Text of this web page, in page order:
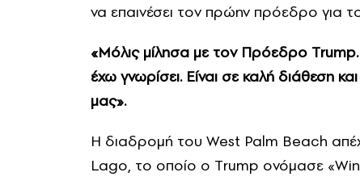
να επαινέσει τον πρώην πρόεδρο για
«Μόλις μίλησα με τον Πρόεδρο
έχω γνωρίσει. Είναι σε καλή διάθεση
μας».
Η διαδρομή του West Palm Beach
Lago, το οποίο ο Τrump ονόμασε